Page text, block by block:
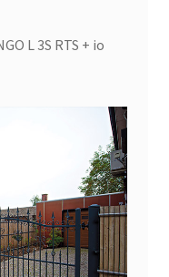
L 3S RTS + io